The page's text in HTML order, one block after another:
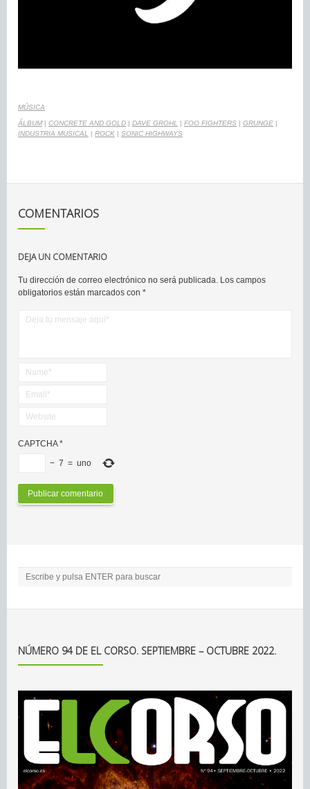
MÚSICA
ÁLBUM CONCRETE AND GOLD DAVE GROHL FOO FIGHTERS GRUNGE
INDUSTRIA MUSICAL
ROCK SONIC HIGHWAYS
COMENTARIOS
DEJA UN COMENTARIO
Tu dirección de correo electrónico no será publicada. Los campos
obligatorios están marcados con *
CAPTCHA*
− 7 = uno
NÚMERO 94 DE EL CORSO. SEPTIEMBRE – OCTUBRE 2022.